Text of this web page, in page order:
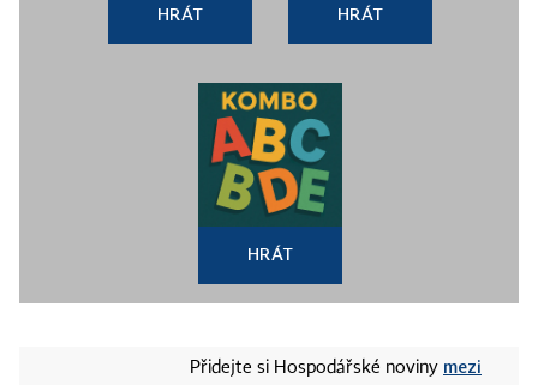
HRÁT HRÁT
HRÁT
Přidejte si Hospodářské noviny mezi